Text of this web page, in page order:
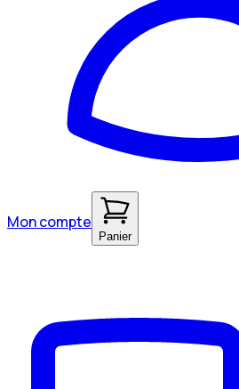
Mon compte
Panier